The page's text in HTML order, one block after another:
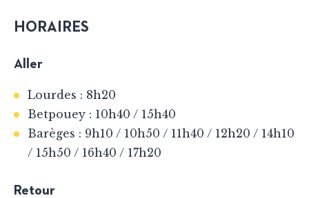
HORAIRES
Aller
Lourdes : 8h20
Betpouey : 10h40 / 15h40
Barèges : 9h10 / 10h50 / 11h40 / 12h20 / 14h10
/ 15h50 / 16h40 / 17h20
Retour